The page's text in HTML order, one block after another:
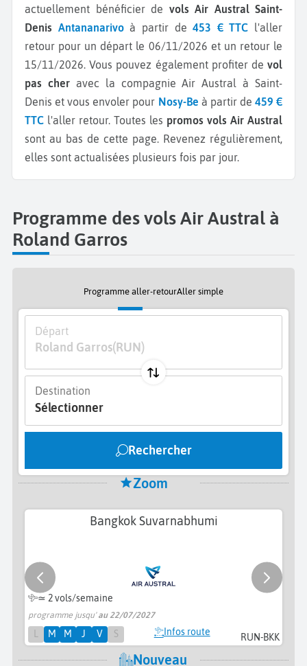
actuellement bénéficier de vols Air Austral Saint-
Denis Antananarivo à partir de453 € TTC l'aller
retour pour un départ le 06/11/2026 et un retour le
15/11/2026.Vous pouvez également profiter devol
pas cheravec la compagnie Air Austral à Saint-
Denis et vous envoler pour Nosy-Be à partir de 459 €
TTC l'aller retour. Toutes les promos vols Air Austral
sont au bas de cette page. Revenez régulièrement,
elles sont actualisées plusieurs fois par jour.
Programme des vols Air Austral à
Roland Garros
Programme aller-retourAller simple
Départ
Roland Garros(RUN)
Destination
Sélectionner
Rechercher
Zoom
RUN-BKK
Bangkok Suvarnabhumi
≃ 2 vols/semaine
programme jusqu'au 22/07/2027
L M M J V S Infos route
Nouveau